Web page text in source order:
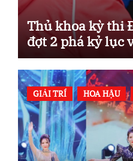
Thủ khoa kỳ thi
đợt 2 phá kỷ lục
GIẢI TRÍ HOA HẬU